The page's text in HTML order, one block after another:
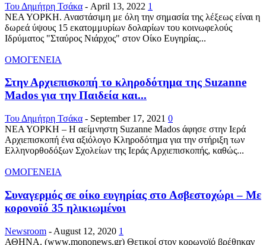
Του Δημήτρη Τσάκα - April 13, 2022 1
ΝΕΑ ΥΟΡΚΗ. Αναστάσιμη με όλη την σημασία της λέξεως είναι η
δωρεά ύψους 15 εκατομμυρίων δολαρίων του κοινωφελούς
Ιδρύματος "Σταύρος Νιάρχος" στον Οίκο Ευγηρίας...
ΟΜΟΓΕΝΕΙΑ
Στην Αρχιεπισκοπή το κληροδότημα της Suzanne
Mados για την Παιδεία και...
Του Δημήτρη Τσάκα - September 17, 2021 0
ΝΕΑ ΥΟΡΚΗ – Η αείμνηστη Suzanne Mados άφησε στην Ιερά
Αρχιεπισκοπή ένα αξιόλογο Κληροδότημα για την στήριξη των
Ελληvoρθοδόξων Σχολείων της Ιεράς Αρχιεπισκοπής, καθώς...
ΟΜΟΓΕΝΕΙΑ
Συναγερμός σε οίκο ευγηρίας στο Ασβεστοχώρι – Με
κορονοϊό 35 ηλικιωμένοι
Newsroom - August 12, 2020 1
ΑΘΗΝΑ. (www.mononews.gr) Θετικοί στον κορωνοϊό βρέθηκαν